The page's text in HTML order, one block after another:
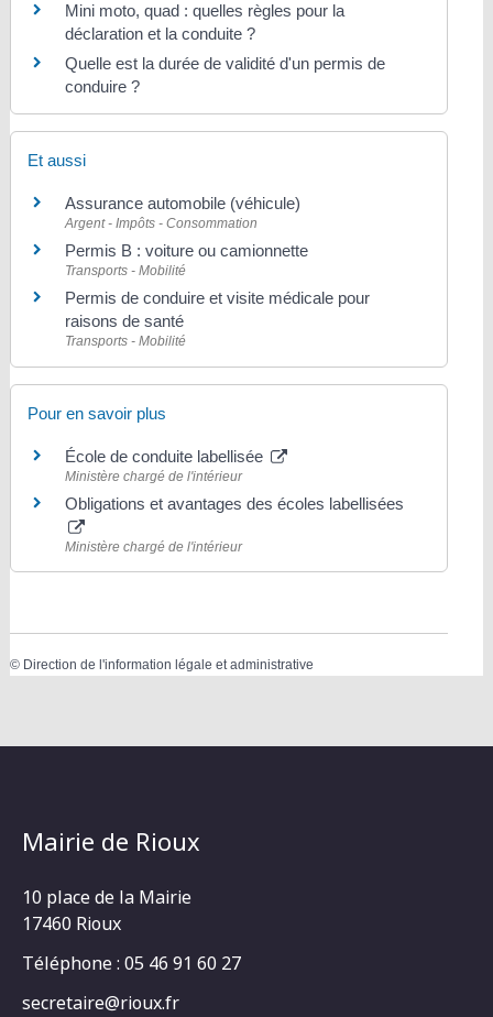
Mini moto, quad : quelles règles pour la
déclaration et la conduite ?
Quelle est la durée de validité d'un permis de
conduire ?
Et aussi
Assurance automobile (véhicule)
Argent - Impôts - Consommation
Permis B : voiture ou camionnette
Transports - Mobilité
Permis de conduire et visite médicale pour
raisons de santé
Transports - Mobilité
Pour en savoir plus
École de conduite labellisée
Ministère chargé de l'intérieur
Obligations et avantages des écoles labellisées
Ministère chargé de l'intérieur
© Direction de l'information légale et administrative
Mairie de Rioux
10 place de la Mairie
17460 Rioux
Téléphone : 05 46 91 60 27
secretaire@rioux.fr